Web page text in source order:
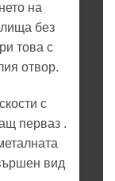
на
без
това с
отвор.
с
перваз .
вид